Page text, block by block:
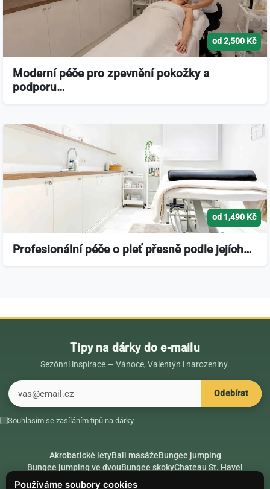
Používáme soubory cookies
od 2,500 Kč
Moderní péče pro zpevnění pokožky a
podporu…
od 1,490 Kč
Profesionální péče o pleť přesně podle jejích…
Tipy na dárky do e-mailu
Sezónní inspirace — Vánoce, Valentýn i narozeniny.
Odebírat
Souhlasím se zasíláním tipů na dárky
Akrobatické letyBali masážeBungee jumping
Bungee jumping ve dvouBungee skokyChateau St. Havel
Dárek k 18. narozeninám
Dárek k 40. narozeninám